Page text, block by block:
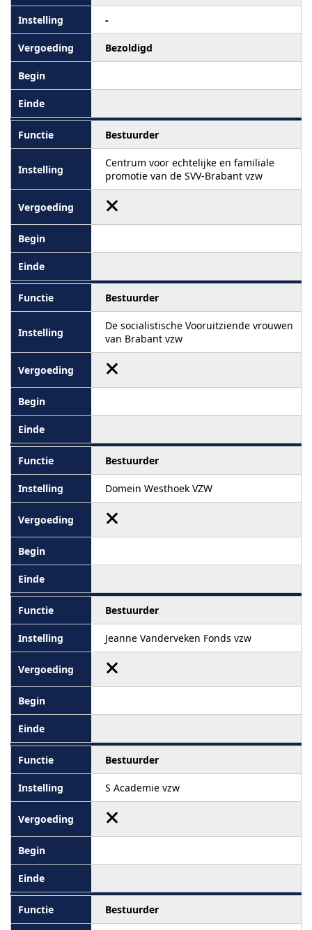
-
Bezoldigd
Bestuurder
Centrum voor echtelijke en familiale
promotie van de SVV-Brabant vzw
Bestuurder
De socialistische Vooruitziende vrouwen
van Brabant vzw
Bestuurder
Domein Westhoek VZW
Bestuurder
Jeanne Vanderveken Fonds vzw
Bestuurder
S Academie vzw
Bestuurder